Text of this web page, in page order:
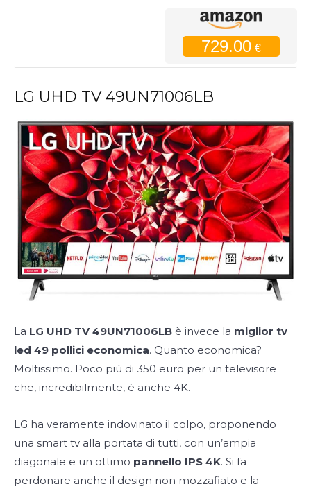
729.00 €
LG UHD TV 49UN71006LB
La LG UHD TV 49UN71006LB è invece la miglior tv
led 49 pollici economica. Quanto economica?
Moltissimo. Poco più di 350 euro per un televisore
che, incredibilmente, è anche 4K.
LG ha veramente indovinato il colpo, proponendo
una smart tv alla portata di tutti, con un’ampia
diagonale e un ottimo pannello IPS 4K. Si fa
perdonare anche il design non mozzafiato e la